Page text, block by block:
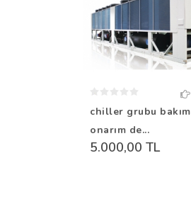
chiller grubu bakım
onarım de...
5.000,00 TL